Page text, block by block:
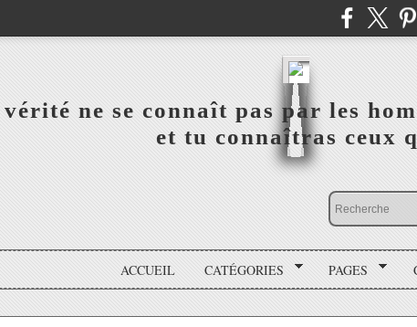
vérité ne se connaît pas par les
et tu connaîtras ceux
ACCUEIL CATÉGORIES PAGES